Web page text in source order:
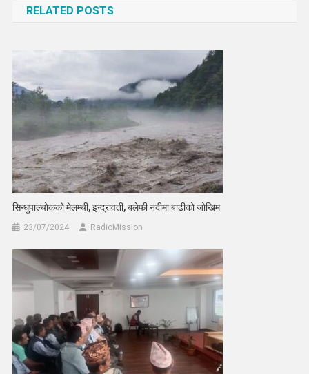
RELATED POSTS
सिन्धुपाल्चोकको मेलम्ची, इन्द्रावती, बलेफी नदीमा बाढीको जोखिम
23/07/2024 RadioMission